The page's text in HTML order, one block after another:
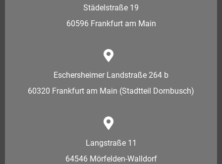
Städelstraße 19
60596 Frankfurt am Main
Eschersheimer Landstraße 264 b
60320 Frankfurt am Main (Stadtteil Dornbusch)
Langstraße 11
64546 Mörfelden-Walldorf